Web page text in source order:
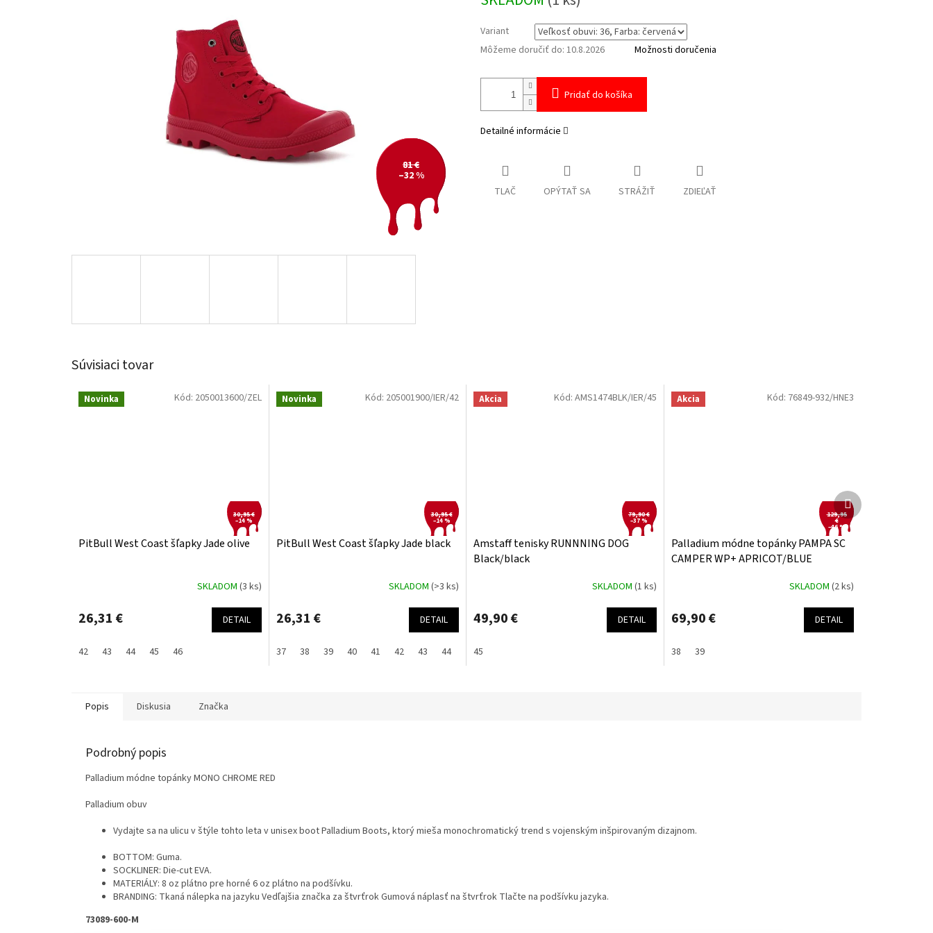
81 €
–32 %
Variant
Môžeme doručiť do: 10.8.2026 Možnosti doručenia
Pridať do košíka
Detailné informácie
TLAČ OPÝTAŤ SA STRÁŽIŤ ZDIEĽAŤ
Súvisiaci tovar
Novinka
30,95 €
–14 %
PitBull West Coast šľapky Jade olive
SKLADOM (3 ks)
26,31 € DETAIL
42 43 44 45 46
Kód: 2050013600/ZEL Novinka
30,95 €
–14 %
PitBull West Coast šľapky Jade black
SKLADOM (>3 ks)
26,31 € DETAIL
37 38 39 40 41 42 43 44 45
Kód: 205001900/IER/42 Akcia
79,90 €
–37 %
Amstaff tenisky RUNNNING DOG
Black/black
SKLADOM (1 ks)
49,90 € DETAIL
45
Kód: AMS1474BLK/IER/45 Akcia
129,95
€
–46 %
Palladium módne topánky PAMPA SC
CAMPER WP+ APRICOT/BLUE
SKLADOM (2 ks)
69,90 € DETAIL
38 39
Kód: 76849-932/HNE3
Ďalší
produkt
Popis Diskusia Značka
Podrobný popis
Palladium módne topánky MONO CHROME RED
Palladium obuv
Vydajte sa na ulicu v štýle tohto leta v unisex boot Palladium Boots, ktorý mieša monochromatický trend s vojenským inšpirovaným dizajnom.
BOTTOM: Guma.
SOCKLINER: Die-cut EVA.
MATERIÁLY: 8 oz plátno pre horné 6 oz plátno na podšívku.
BRANDING: Tkaná nálepka na jazyku Vedľajšia značka za štvrťrok Gumová náplasť na štvrťrok Tlačte na podšívku jazyka.
73089-600-M